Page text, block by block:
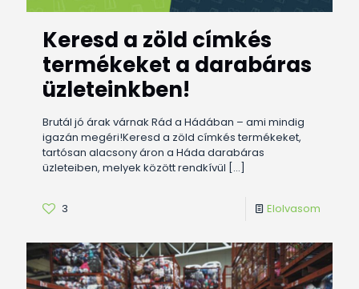
Keresd a zöld címkés
termékeket a darabáras
üzleteinkben!
Brutál jó árak várnak Rád a Hádában – ami mindig
igazán megéri!Keresd a zöld címkés termékeket,
tartósan alacsony áron a Háda darabáras
üzleteiben, melyek között rendkívül […]
3 Elolvasom